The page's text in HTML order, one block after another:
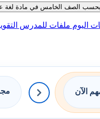
الصف الخامس في مادة لغة
اليوم ملفات للمدرس
الآن